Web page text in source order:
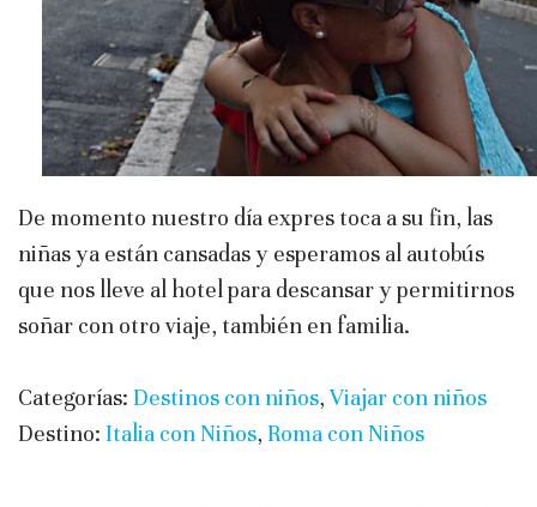
De momento nuestro día expres toca a su fin, las
niñas ya están cansadas y esperamos al autobús
que nos lleve al hotel para descansar y permitirnos
soñar con otro viaje, también en familia.
Categorías: Destinos con niños, Viajar con niños
Destino: Italia con Niños, Roma con Niños